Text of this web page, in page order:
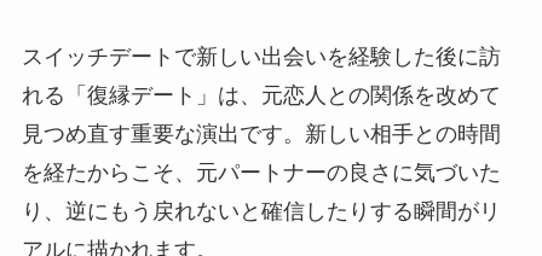
スイッチデートで新しい出会いを経験した後に訪
れる「復縁デート」は、元恋人との関係を改めて
見つめ直す重要な演出です。新しい相手との時間
を経たからこそ、元パートナーの良さに気づいた
り、逆にもう戻れないと確信したりする瞬間がリ
アルに描かれます。